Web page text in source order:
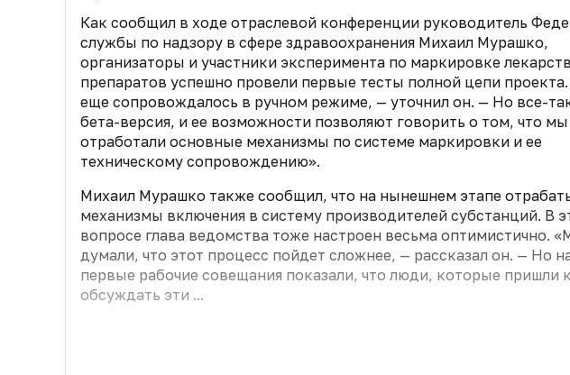
Как сообщил в ходе отраслевой конференции руководитель
службы по надзору в сфере здравоохранения Михаил Мурашко,
организаторы и участники эксперимента по маркировке
препаратов успешно провели первые тесты полной цепи
еще сопровождалось в ручном режиме, — уточнил он. — Но все-
бета-версия, и ее возможности позволяют говорить о том, что мы
отработали основные механизмы по системе маркировки и ее
техническому сопровождению».
Михаил Мурашко также сообщил, что на нынешнем этапе
механизмы включения в систему производителей субстанций. В
вопросе глава ведомства тоже настроен весьма оптимистично.
думали, что этот процесс пойдет сложнее, — рассказал он. — Но
первые рабочие совещания показали, что люди, которые пришли
обсуждать эти ...